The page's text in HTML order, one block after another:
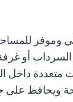
وموفر
أو غرفة
متعددة داخل
ويحافظ على